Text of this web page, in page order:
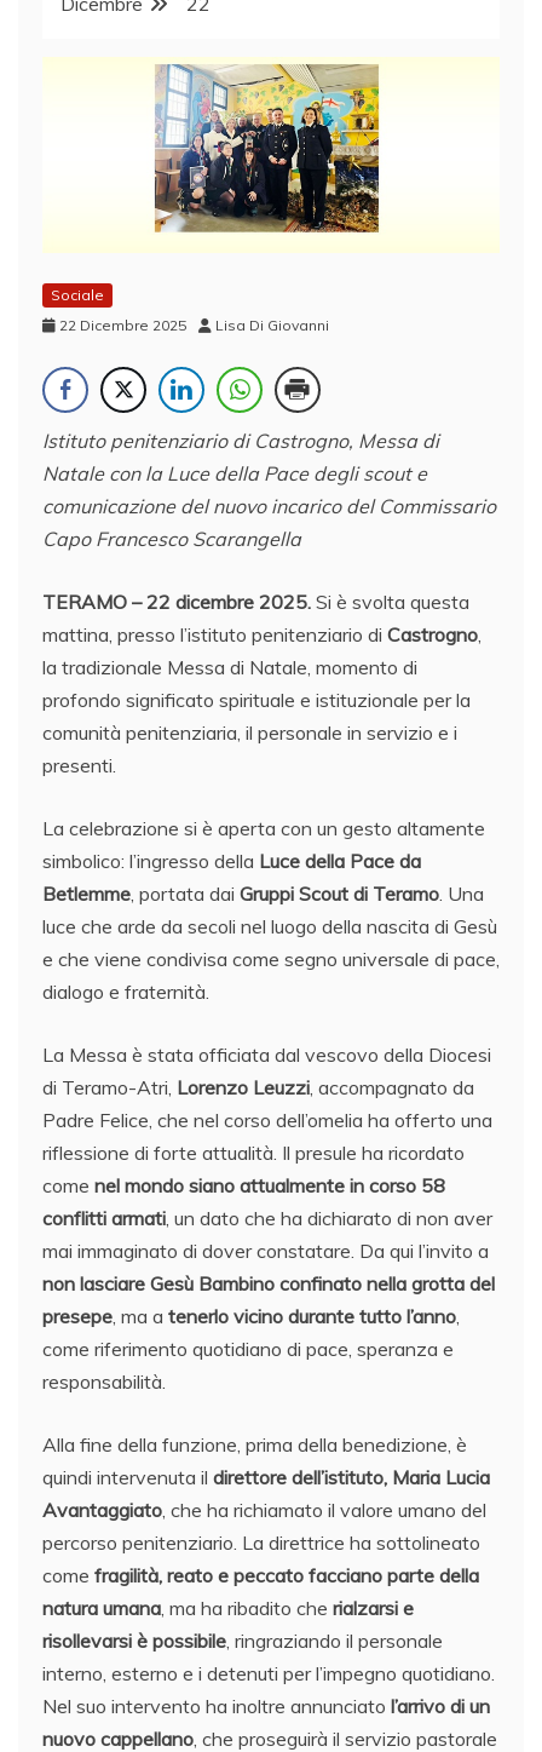
Sociale
22 Dicembre 2025
Lisa Di Giovanni
Istituto penitenziario di Castrogno, Messa di
Natale con la Luce della Pace degli scout e
comunicazione delnuovo incarico del Commissario
Capo Francesco Scarangella
TERAMO – 22 dicembre 2025. Si è svolta questa
mattina, presso l’istituto penitenziario di Castrogno,
la tradizionale Messa di Natale, momento di
profondo significato spirituale e istituzionale per la
comunità penitenziaria, il personale in servizio e i
presenti.
La celebrazione si è aperta con un gesto altamente
simbolico: l’ingresso della Luce della Pace da
Betlemme, portata dai Gruppi Scout di Teramo. Una
luce che arde da secoli nel luogo della nascita di Gesù
e che viene condivisa come segno universale di pace,
dialogo e fraternità.
La Messa è stata officiata dal vescovo della Diocesi
di Teramo-Atri, Lorenzo Leuzzi, accompagnato da
Padre Felice, che nel corso dell’omelia ha offerto una
riflessione di forte attualità. Il presule ha ricordato
come nel mondo siano attualmente in corso 58
conflitti armati, un dato che ha dichiarato di non aver
mai immaginato di dover constatare. Da qui l’invito a
non lasciare Gesù Bambino confinato nella grotta del
presepe, ma a tenerlo vicino durante tutto l’anno,
come riferimento quotidiano di pace, speranza e
responsabilità.
Alla fine della funzione, prima della benedizione, è
quindi intervenuta il direttore dell’istituto, Maria Lucia
Avantaggiato, che ha richiamato il valore umano del
percorso penitenziario. La direttrice ha sottolineato
come fragilità, reato e peccato facciano parte della
natura umana, ma ha ribadito che rialzarsi e
risollevarsi è possibile, ringraziando il personale
interno, esterno e i detenuti per l’impegno quotidiano.
Nel suo intervento ha inoltre annunciato l’arrivo di un
nuovo cappellano, che proseguirà il servizio pastorale